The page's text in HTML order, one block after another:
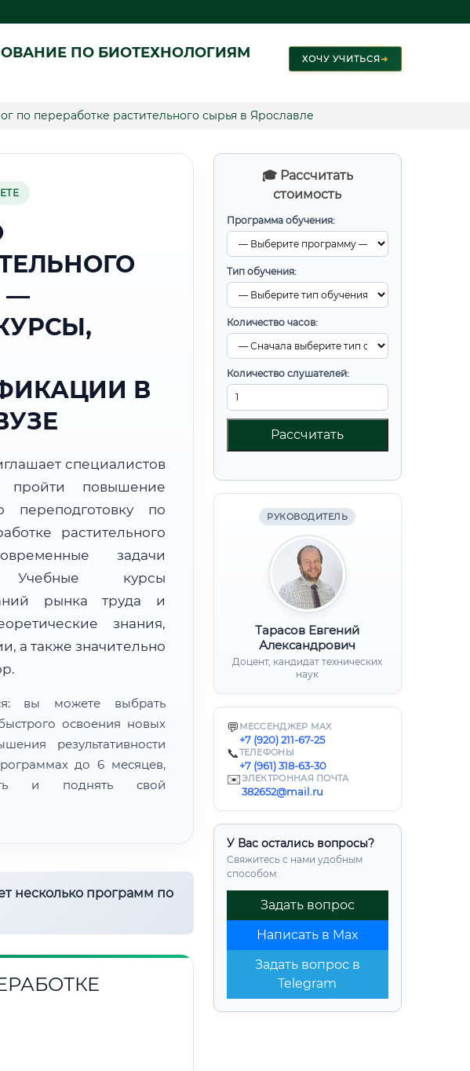
ПО БИОТЕХНОЛОГИЯМ ХОЧУ УЧИТЬСЯ➜
по переработке растительного сырья в Ярославле
🎓 Рассчитать
стоимость
Программа обучения:
Тип обучения:
Количество часов:
Количество слушателей:
Рассчитать
РУКОВОДИТЕЛЬ
Тарасов Евгений
Александрович
Доцент, кандидат технических
наук
💬 МЕССЕНДЖЕР MAX
+7 (920) 211-67-25
📞ТЕЛЕФОНЫ
+7 (961) 318-63-30
✉️ЭЛЕКТРОННАЯ ПОЧТА
382652@mail.ru
У Вас остались вопросы?
Свяжитесь с нами удобным
способом:
Задать вопрос
Написать в Max
Задать вопрос в
Telegram
—
В
специалистов
повышение
переподготовку по
растительного
задачи
Учебные курсы
рынка труда и
знания,
а также значительно
вы можете выбрать
освоения новых
результативности
до 6 месяцев,
и поднять свой
несколько программ по